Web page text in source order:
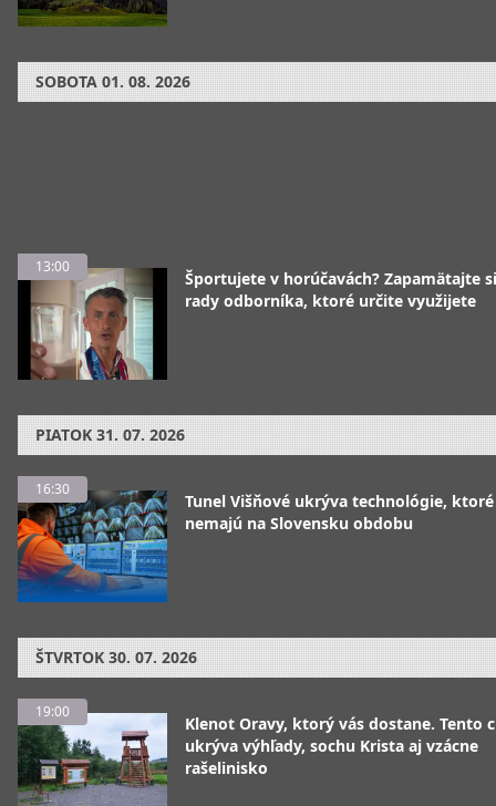
SOBOTA 01. 08. 2026
13:00
Športujete v horúčavách? Zapamätajte
rady odborníka, ktoré určite využijete
PIATOK 31. 07. 2026
16:30
Tunel Višňové ukrýva technológie, ktoré
nemajú na Slovensku obdobu
ŠTVRTOK 30. 07. 2026
19:00
Klenot Oravy, ktorý vás dostane. Tento
ukrýva výhľady, sochu Krista aj vzácne
rašelinisko